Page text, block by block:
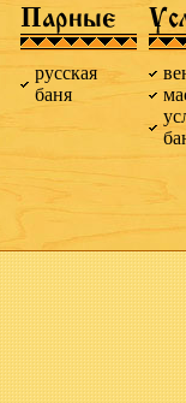
Парные
русская
баня